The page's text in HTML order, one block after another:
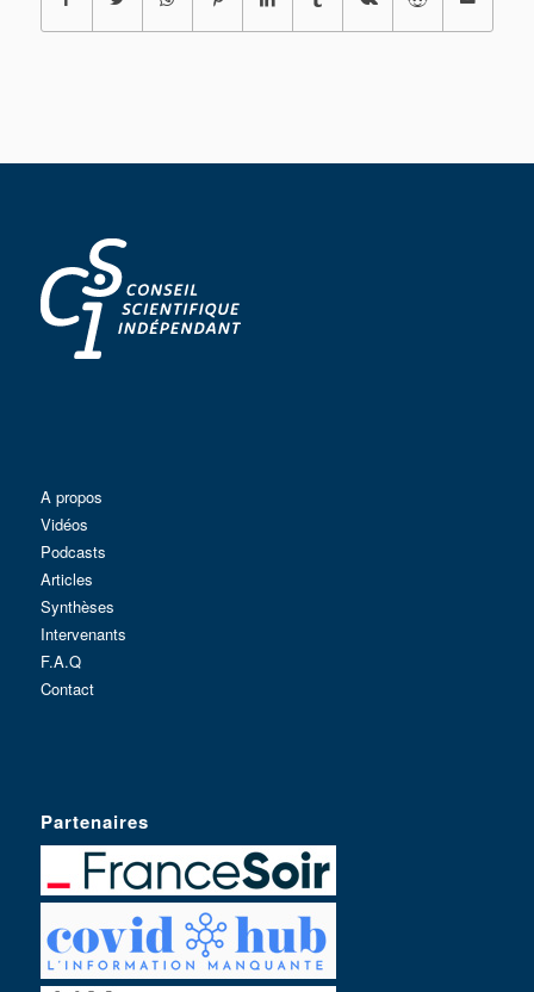
A propos
Vidéos
Podcasts
Articles
Synthèses
Intervenants
F.A.Q
Contact
Partenaires